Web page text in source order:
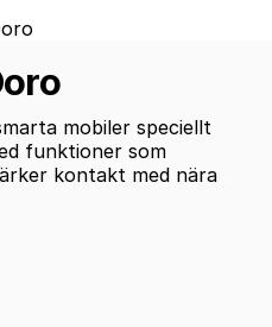
mobiler speciellt
funktioner som
kontakt med nära